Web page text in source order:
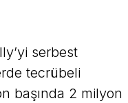
serbest
tecrübeli
başında 2 milyon